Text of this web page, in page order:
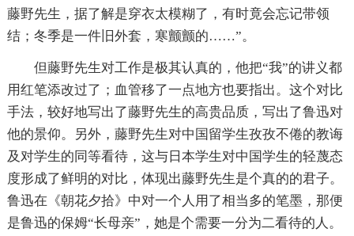
藤野先生，据了解是穿衣太模糊了，有时竟会忘记带领
结；冬季是一件旧外套，寒颤颤的……”。
但藤野先生对工作是极其认真的，他把“我”的讲义都
用红笔添改过了；血管移了一点地方也要指出。这个对比
手法，较好地写出了藤野先生的高贵品质，写出了鲁迅对
他的景仰。另外，藤野先生对中国留学生孜孜不倦的教诲
及对学生的同等看待，这与日本学生对中国学生的轻蔑态
度形成了鲜明的对比，体现出藤野先生是个真的的君子。
鲁迅在《朝花夕拾》中对一个人用了相当多的笔墨，那便
是鲁迅的保姆“长母亲”，她是个需要一分为二看待的人。